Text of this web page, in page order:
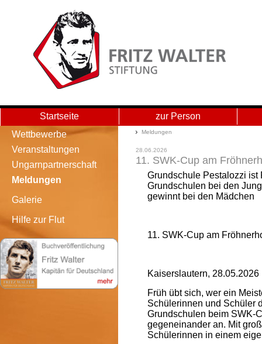
Startseite
zur Person
Meldungen - Main Storage
Wettbewerbe
Veranstaltungen
Ungarnpartnerschaft
Meldungen
Galerie
Hilfe zur Flut
Meldungen
28.06.2026
11. SWK-Cup am
Grundschule Pestalozzi ist
Grundschulen bei den
gewinnt bei den Mädchen
11. SWK-Cup am
Kaiserslautern, 28.05.2026
Früh übt sich, wer ein
Schülerinnen und Schüler
Grundschulen beim SWK-
gegeneinander an. Mit
Schülerinnen in einem